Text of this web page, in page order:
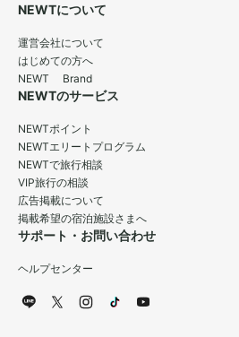
NEWTについて
運営会社について
はじめての方へ
NEWT Brand
NEWTのサービス
NEWTポイント
NEWTエリートプログラム
NEWTで旅行相談
VIP旅行の相談
広告掲載について
掲載希望の宿泊施設さまへ
サポート・お問い合わせ
ヘルプセンター